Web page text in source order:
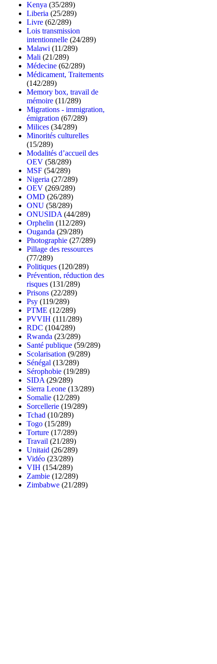
Kenya (35/289)
Liberia (25/289)
Livre (62/289)
Lois transmission
intentionnelle (24/289)
Malawi (11/289)
Mali (21/289)
Médecine (62/289)
Médicament, Traitements
(142/289)
Memory box, travail de
mémoire (11/289)
Migrations - immigration,
émigration (67/289)
Milices (34/289)
Minorités culturelles
(15/289)
Modalités d’accueil des
OEV (58/289)
MSF (54/289)
Nigeria (27/289)
OEV (269/289)
OMD (26/289)
ONU (58/289)
ONUSIDA (44/289)
Orphelin (112/289)
Ouganda (29/289)
Photographie (27/289)
Pillage des ressources
(77/289)
Politiques (120/289)
Prévention, réduction des
risques (131/289)
Prisons (22/289)
Psy (119/289)
PTME (12/289)
PVVIH (111/289)
RDC (104/289)
Rwanda (23/289)
Santé publique (59/289)
Scolarisation (9/289)
Sénégal (13/289)
Sérophobie (19/289)
SIDA (29/289)
Sierra Leone (13/289)
Somalie (12/289)
Sorcellerie (19/289)
Tchad (10/289)
Togo (15/289)
Torture (17/289)
Travail (21/289)
Unitaid (26/289)
Vidéo (23/289)
VIH (154/289)
Zambie (12/289)
Zimbabwe (21/289)